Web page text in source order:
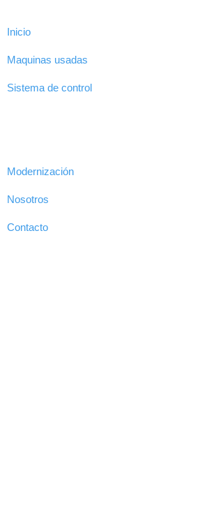
Inicio
Maquinas usadas
Sistema de control
Modernización
Nosotros
Contacto